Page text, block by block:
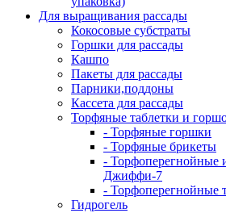
Для выращивания рассады
Кокосовые субстраты
Горшки для рассады
Кашпо
Пакеты для рассады
Парники,поддоны
Кассета для рассады
Торфяные таблетки и
- Торфяные горшки
- Торфяные брикеты
- Торфоперегнойные
Джиффи-7
- Торфоперегнойные
Гидрогель